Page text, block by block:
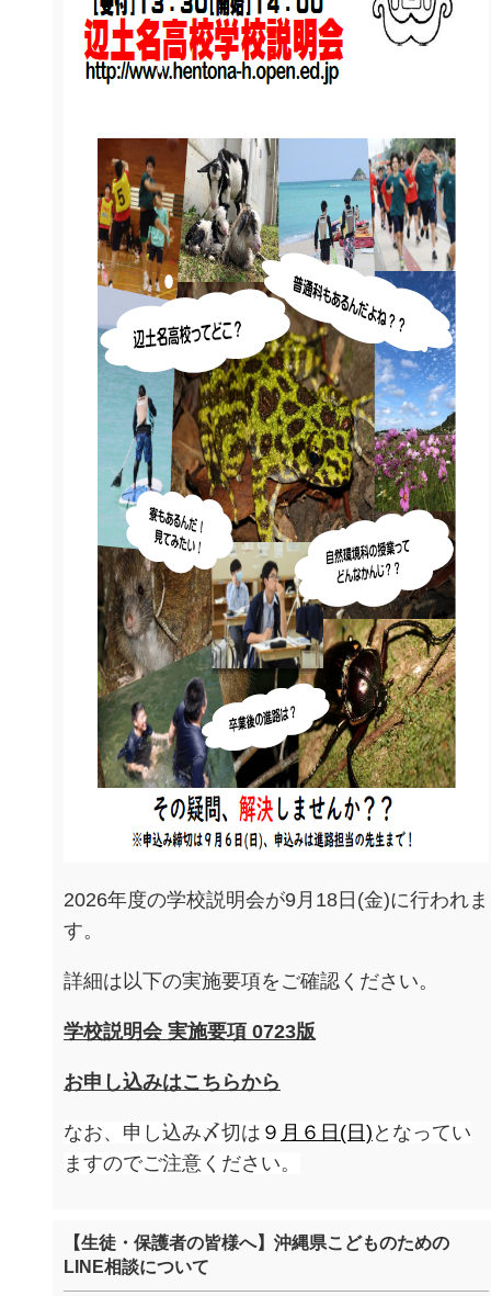
2026年度の学校説明会が9月18日(金)に行われま
す。
詳細は以下の実施要項をご確認ください。
学校説明会 実施要項 0723版
お申し込みはこちらから
なお、申し込み〆切は ９ 月６日(日) となってい
ますのでご注意ください。
【生徒・保護者の皆様へ】沖縄県こどものための
LINE相談について